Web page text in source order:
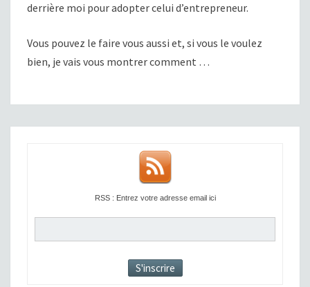
derrière moi pour adopter celui d’entrepreneur.
Vous pouvez le faire vous aussi et, si vous le voulez
bien, je vais vous montrer comment …
RSS : Entrez votre adresse email ici